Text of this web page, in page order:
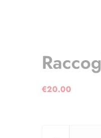
€20.00